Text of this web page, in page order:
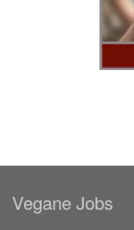
Vegane Jobs